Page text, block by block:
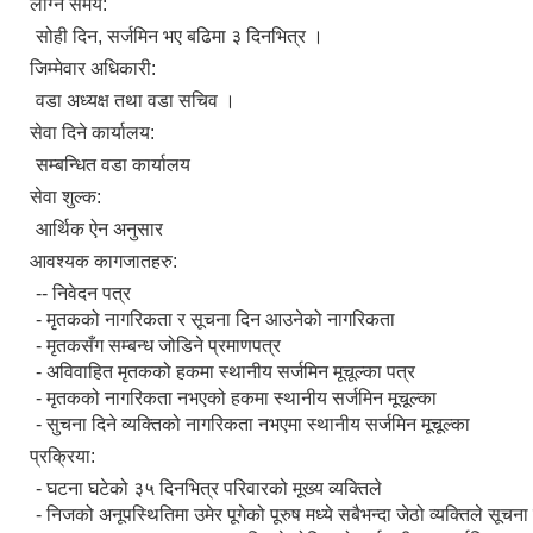
सोही दिन, सर्जमिन भए बढिमा ३ दिनभित्र ।
जिम्मेवार अधिकारी:
वडा अध्यक्ष तथा वडा सचिव ।
सेवा दिने कार्यालय:
सम्बन्धित वडा कार्यालय
सेवा शुल्क:
आर्थिक ऐन अनुसार
आवश्यक कागजातहरु:
-- निवेदन पत्र
- मृतकको नागरिकता र सूचना दिन आउनेको नागरिकता
- मृतकसँग सम्बन्ध जोडिने प्रमाणपत्र
- अविवाहित मृतकको हकमा स्थानीय सर्जमिन मूचूल्का पत्र
- मृतकको नागरिकता नभएको हकमा स्थानीय सर्जमिन मूचूल्का
- सुचना दिने व्यक्तिको नागरिकता नभएमा स्थानीय सर्जमिन मूचूल्का
प्रक्रिया:
- घटना घटेको ३५ दिनभित्र परिवारको मूख्य व्यक्तिले
- निजको अनूपस्थितिमा उमेर पूगेको पूरुष मध्ये सबैभन्दा जेठो व्यक्तिले सूचना